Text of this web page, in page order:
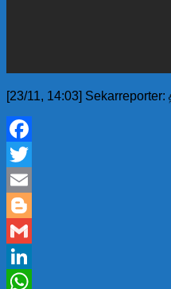
[23/11, 14:03]
Facebook
Twitter
Email
Blogger
Gmail
LinkedIn